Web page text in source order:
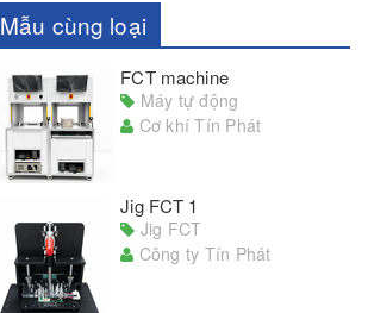
Mẫu cùng loại
FCT machine
Máy tự động
Cơ khí Tín Phát
Jig FCT 1
Jig FCT
Công ty Tín Phát